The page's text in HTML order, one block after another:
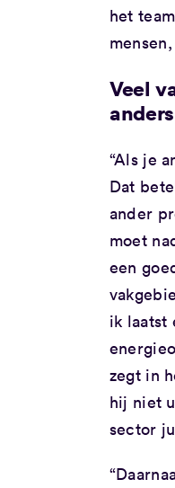
het
Veel
“Als je
Dat
ander
moet
een
ik laatst
zegt in
hij niet
sector